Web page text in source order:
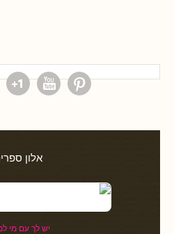
אלון
יש לך עם מי